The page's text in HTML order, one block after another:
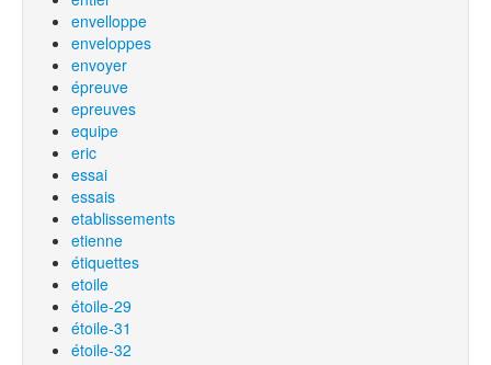
envelloppe
enveloppes
envoyer
épreuve
epreuves
equipe
eric
essai
essais
etablissements
etienne
étiquettes
etoile
étoile-29
étoile-31
étoile-32